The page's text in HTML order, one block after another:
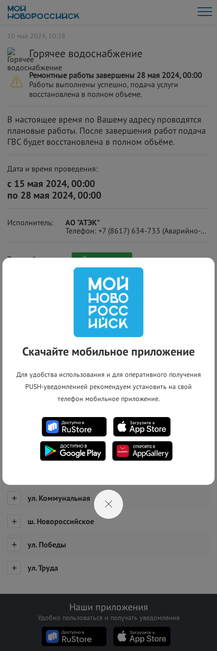
10 мая 2024, 10:28
Горячее водоснабжение
Ремонтные работы завершены 28 мая 2024, 00:00
Работы выполнены успешно, подача услуги
восстановлена в полном объеме.
В настоящее время по Вашему адресу проводятся
плановые работы. После завершения работ подача
ГВС будет восстановлена в полном объёме.
Дата и время проведения:
с 15 мая 2024, 00:00
по 28 мая 2024, 00:00
Исполнитель:
АО "АТЭК"
Телефон: +7 (8617) 634-733 (Аварийно-диспетчерская служба)
Текущий статус: Выполнено
Список адресов
г. Новороссийск, с. Гайдук
ул. Коммунальная
ш. Новороссийское
ул. Победы
ул. Труда
Наши приложения
Удобно пользоваться и получать уведомления
Скачайте мобильное приложение
Для удобства использования и для оперативного получения
PUSH-уведомленией рекомендуем установить на свой
телефон мобильное приложение.